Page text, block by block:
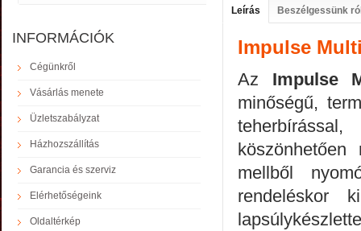
INFORMÁCIÓK
Cégünkről
Vásárlás menete
Üzletszabályzat
Házhozszállítás
Garancia és szerviz
Elérhetőségeink
Oldaltérkép
Leírás Beszélgessünk
Impulse
Az Impulse
minőségű,
mellből
rendeléskor